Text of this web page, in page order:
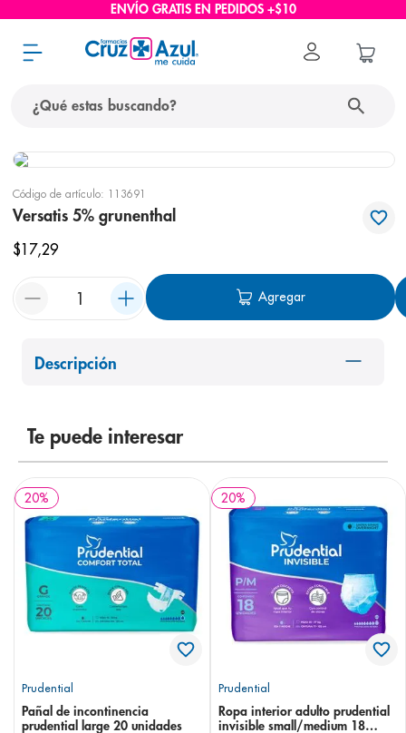
ENVÍO GRATIS EN PEDIDOS +$10
Código de artículo: 113691
Versatis 5% grunenthal
$17,29
Agregar
Descripción
Te puede interesar
20%
Prudential
Pañal de incontinencia
prudential large 20 unidades
20%
Prudential
Ropa interior adulto prudential
invisible small/medium 18
términos más buscados
6. shampoo
panolini
9. pediasure
10.